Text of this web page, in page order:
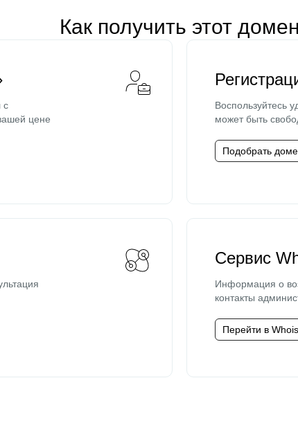
Как получить этот домен
с
цене
Воспользуйтесь
может быть
Подобрать
Сервис
Информация о
контакты
Перейти в Whois